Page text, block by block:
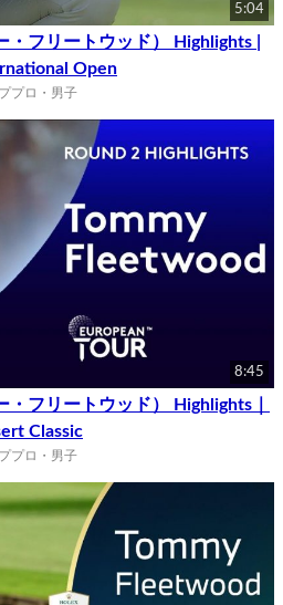
5:04
フリートウッド） Highlights |
Open
プロ・男子
8:45
フリートウッド） Highlights｜
Classic
プロ・男子